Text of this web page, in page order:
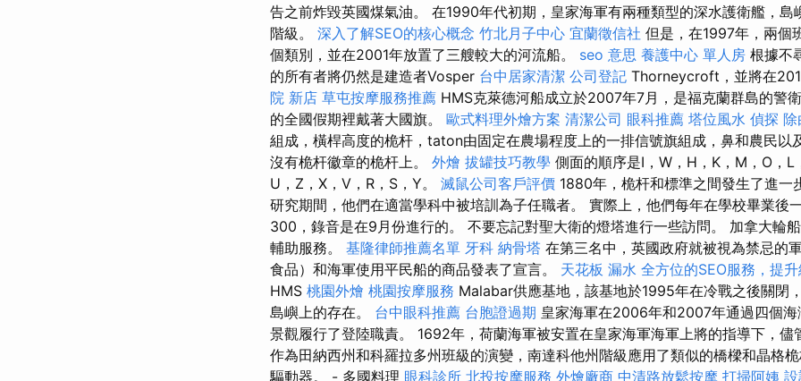
告之前炸毀英國煤氣油。 在1990年代初期，皇家海軍有兩種類型的深水護衛艦，島
階級。 深入了解SEO的核心概念 竹北月子中心 宜蘭徵信社 但是，在1997年，兩個
個類別，並在2001年放置了三艘較大的河流船。 seo 意思 養護中心 單人房 根據不
的所有者將仍然是建造者Vosper 台中居家清潔 公司登記 Thorneycroft，並將在
院 新店 草屯按摩服務推薦 HMS克萊德河船成立於2007年7月，是福克蘭群島的警
的全國假期裡戴著大國旗。 歐式料理外燴方案 清潔公司 眼科推薦 塔位風水 偵探 除
組成，橫桿高度的桅杆，taton由固定在農場程度上的一排信號旗組成，鼻和農民以
沒有桅杆徽章的桅杆上。 外燴 拔罐技巧教學 側面的順序是I，W，H，K，M，O，L
U，Z，X，V，R，S，Y。 滅鼠公司客戶評價 1880年，桅杆和標準之間發生了進一
研究期間，他們在適當學科中被培訓為子任職者。 實際上，他們每年在學校畢業後
300，錄音是在9月份進行的。 不要忘記對聖大衛的燈塔進行一些訪問。 加拿大輪
輔助服務。 基隆律師推薦名單 牙科 納骨塔 在第三名中，英國政府就被視為禁忌的
食品）和海軍使用平民船的商品發表了宣言。 天花板 漏水 全方位的SEO服務，提
HMS 桃園外燴 桃園按摩服務 Malabar供應基地，該基地於1995年在冷戰之後關閉
島嶼上的存在。 台中眼科推薦 台胞證過期 皇家海軍在2006年和2007年通過四個
景觀履行了登陸職責。 1692年，荷蘭海軍被安置在皇家海軍海軍上將的指導下，儘
作為田納西州和科羅拉多州班級的演變，南達科他州階級應用了類似的橋樑和晶格
驅動器。 - 多國料理 眼科診所 北投按摩服務 外燴廠商 中清路放鬆按摩 打掃阿姨 設